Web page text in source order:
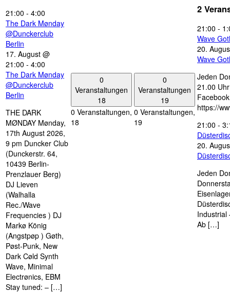
21:00 - 4:00
The Dark Mønday
@Dunckerclub
Berlin
17. August @
21:00 - 4:00
The Dark Mønday
@Dunckerclub
Berlin
THE DARK
MØNDAY Mønday,
17th August 2026,
9 pm Duncker Club
(Dunckerstr. 64,
10439 Berlin-
Prenzlauer Berg)
DJ Lieven
(Walhalla
Rec./Wave
Frequencies ) DJ
Markø König
(Angstpøp ) Gøth,
Pøst-Punk, New
Dark Cøld Synth
Wave, Minimal
Electrønics, EBM
Stay tuned: – […]
0
Veranstaltungen
18
0 Veranstaltungen,
18
0
Veranstaltungen
19
0 Veranstaltungen,
19
2
21:00 -
Wave
20.
Wave
Jeden
21.00
https://
21:00 -
20.
Jeden
Industrial
Ab […]